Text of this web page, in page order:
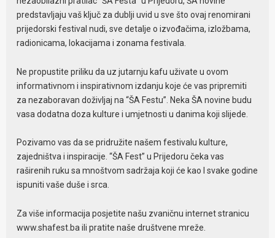
predstavljaju vaš ključ za dublji uvid u sve što ovaj renomirani
prijedorski festival nudi, sve detalje o izvođačima, izložbama,
radionicama, lokacijama i zonama festivala.
Ne propustite priliku da uz jutarnju kafu uživate u ovom
informativnom i inspirativnom izdanju koje će vas pripremiti
za nezaboravan doživljaj na “ŠA Festu”. Neka ŠA novine budu
vasa dodatna doza kulture i umjetnosti u danima koji slijede.
Pozivamo vas da se pridružite našem festivalu kulture,
zajedništva i inspiracije. “ŠA Fest” u Prijedoru čeka vas
raširenih ruku sa mnoštvom sadržaja koji će kao I svake godine
ispuniti vaše duše i srca.
Za više informacija posjetite našu zvaničnu internet stranicu
www.shafest.ba ili pratite naše društvene mreže.